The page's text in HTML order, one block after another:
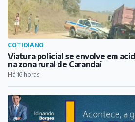
COTIDIANO
Viatura policial se envolve em
na zona rural de Carandaí
Há 16 horas